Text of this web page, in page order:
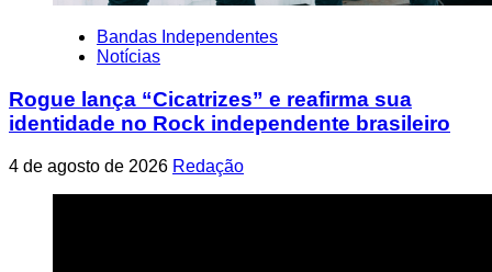
Bandas Independentes
Notícias
Rogue lança “Cicatrizes” e reafirma sua
identidade no Rock independente brasileiro
4 de agosto de 2026 Redação